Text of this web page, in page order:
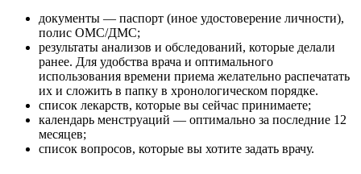
документы — паспорт (иное удостоверение личности),
полис ОМС/ДМС;
результаты анализов и обследований, которые делали
ранее. Для удобства врача и оптимального
использования времени приема желательно распечатать
их и сложить в папку в хронологическом порядке.
список лекарств, которые вы сейчас принимаете;
календарь менструаций — оптимально за последние 12
месяцев;
список вопросов, которые вы хотите задать врачу.